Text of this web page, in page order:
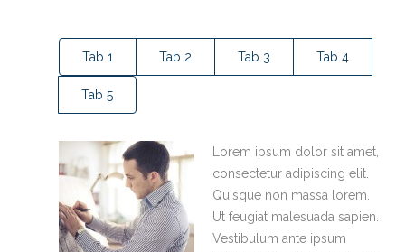
Tab 1 Tab 2 Tab 3 Tab 4
Tab 5
Lorem ipsum dolor sit amet,
consectetur adipiscing elit.
Quisque non massa lorem.
Ut feugiat malesuada sapien.
Vestibulum ante ipsum